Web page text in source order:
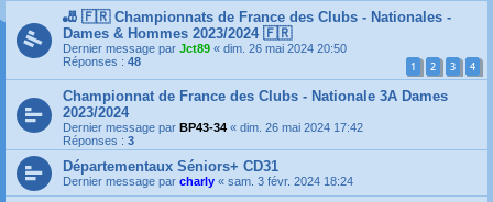
🎳 🇫🇷 Championnats de France des Clubs - Nationales -
Dames & Hommes 2023/2024 🇫🇷
Dernier message par Jct89 « dim. 26 mai 2024 20:50
Réponses : 48 1 2 3 4
Championnat de France des Clubs - Nationale 3A Dames
2023/2024
Dernier message par BP43-34 « dim. 26 mai 2024 17:42
Réponses : 3
Départementaux Séniors+ CD31
Dernier message par charly « sam. 3 févr. 2024 18:24